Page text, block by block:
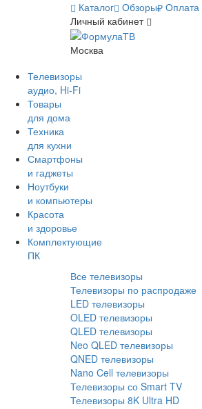
Каталог Обзоры Оплата
Личный кабинет
Москва
Телевизоры
аудио, Hi-Fi
Товары
для дома
Техника
для кухни
Смартфоны
и гаджеты
Ноутбуки
и компьютеры
Красота
и здоровье
Комплектующие
ПК
Все телевизоры
Телевизоры по распродаже
LED телевизоры
OLED телевизоры
QLED телевизоры
Neo QLED телевизоры
QNED телевизоры
Nano Cell телевизоры
Телевизоры со Smart TV
Телевизоры 8K Ultra HD